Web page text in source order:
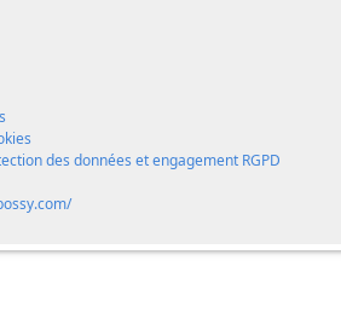
des données et engagement RGPD